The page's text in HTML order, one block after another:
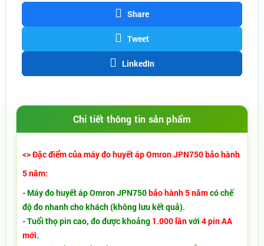
Share
Tweet
LinkedIn
Chi tiết thông tin sản phẩm
<> Đặc điểm của máy đo huyết áp Omron JPN750 bảo hành
5 năm:
- Máy đo huyết áp Omron JPN750bảo hành 5 nămcó chế
độ đo nhanh cho khách (không lưu kết quả).
- Tuổi thọ pin cao, đo được khoảng 1.000 lầnvới 4 pin AA
mới.